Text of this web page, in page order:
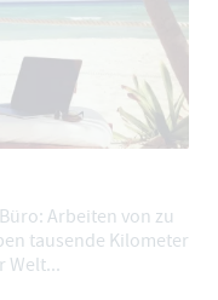
Arbeiten von zu
tausende Kilometer
Welt...